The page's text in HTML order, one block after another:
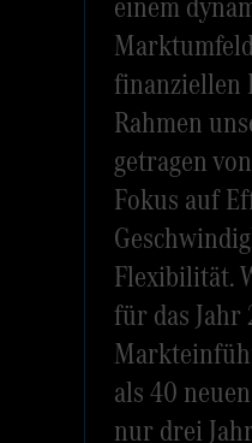
finanziellen
Rahmen
getragen
Fokus auf
Flexibilität.
für das Jahr
als 40
nur drei